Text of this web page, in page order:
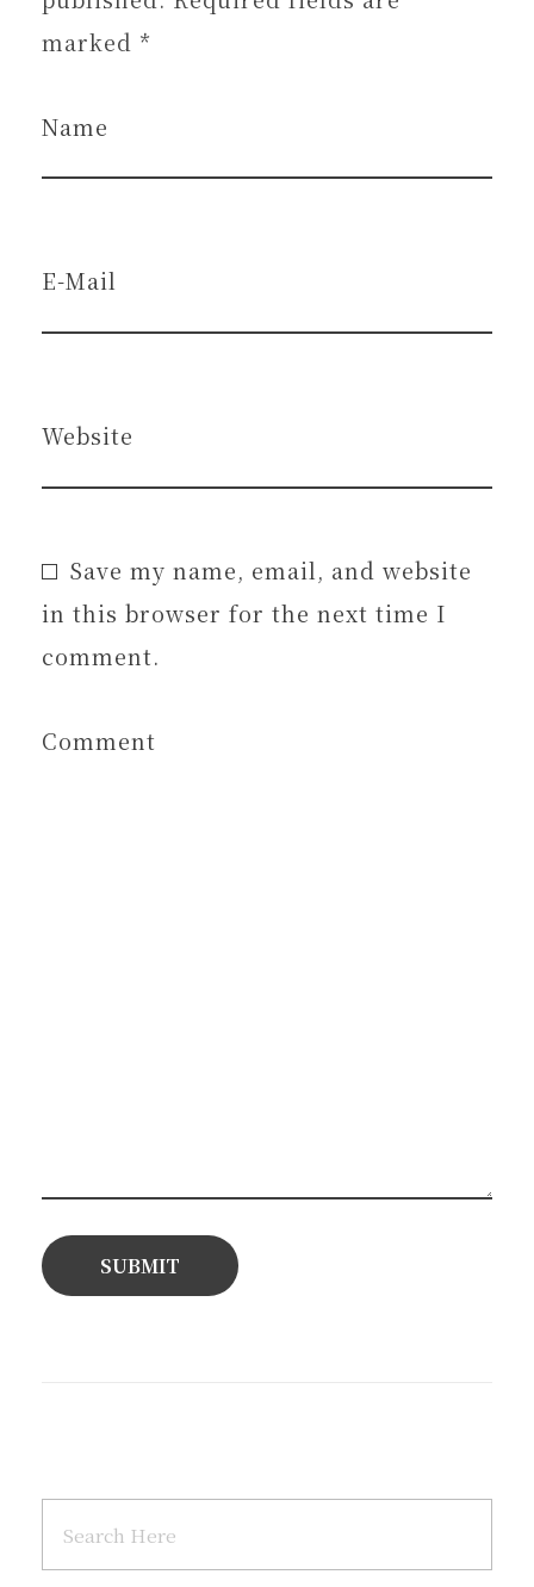
marked *
Name
E-Mail
Website
Save my name, email, and website
in this browser for the next time I
comment.
Comment